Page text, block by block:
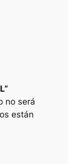
no será
están